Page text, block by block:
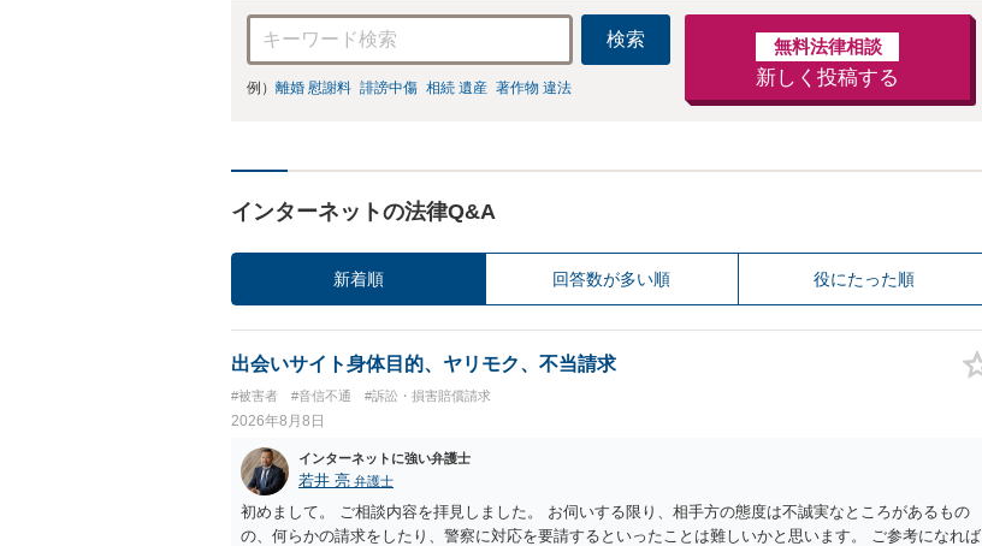
検索
例） 離婚 慰謝料 誹謗中傷 相続 遺産 著作物 違法
無料法律相談
新しく投稿する
インターネットの法律Q&A
新着順 回答数が多い順 役にたった順
出会いサイト身体目的、ヤリモク、不当請求
#被害者 #音信不通 #訴訟・損害賠償請求
2026年8月8日
インターネットに強い弁護士
若井 亮 弁護士
初めまして。 ご相談内容を拝見しました。 お伺いする限り、相手方の態度は不誠実なところがあるもの
の、何らかの請求をしたり、警察に対応を要請するといったことは難しいかと思います。 ご参考になれば